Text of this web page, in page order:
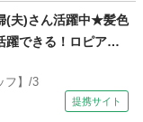
(夫)さん活躍中★髪色
できる！ロピアの
フ】/3
提携サイト